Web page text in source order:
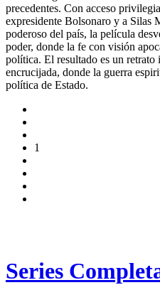
precedentes. Con acceso
expresidente Bolsonaro y a Silas
poderoso del país, la película
poder, donde la fe con visión
política. El resultado es un retrato
encrucijada, donde la guerra
política de Estado.
1
Series